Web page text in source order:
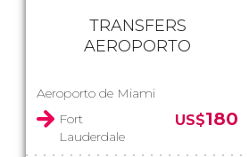
TRANSFERS
AEROPORTO
Aeroporto de Miami
Fort
Lauderdale
US$180